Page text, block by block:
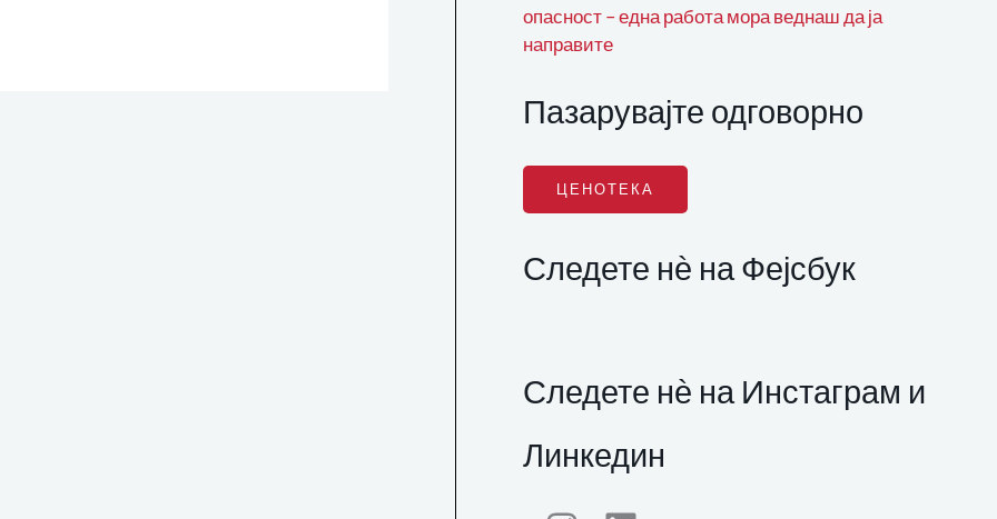
опасност – една работа мора веднаш да ја
направите
Пазарувајте одговорно
ЦЕНОТЕКА
Следете нѐ на Фејсбук
Следете нѐ на Инстаграм и
Линкедин